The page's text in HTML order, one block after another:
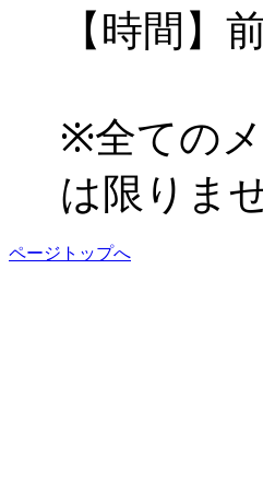
【時間】
※全ての
は限りま
ページトップへ